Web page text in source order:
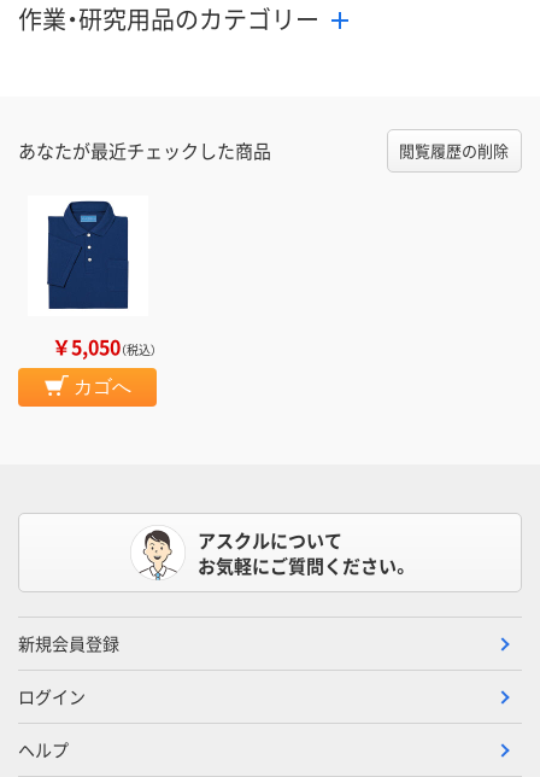
作業・研究用品のカテゴリー
あなたが最近チェックした商品 閲覧履歴の削除
￥5,050（税込）
カゴへ
アスクルについて
お気軽にご質問ください。
新規会員登録
ログイン
ヘルプ